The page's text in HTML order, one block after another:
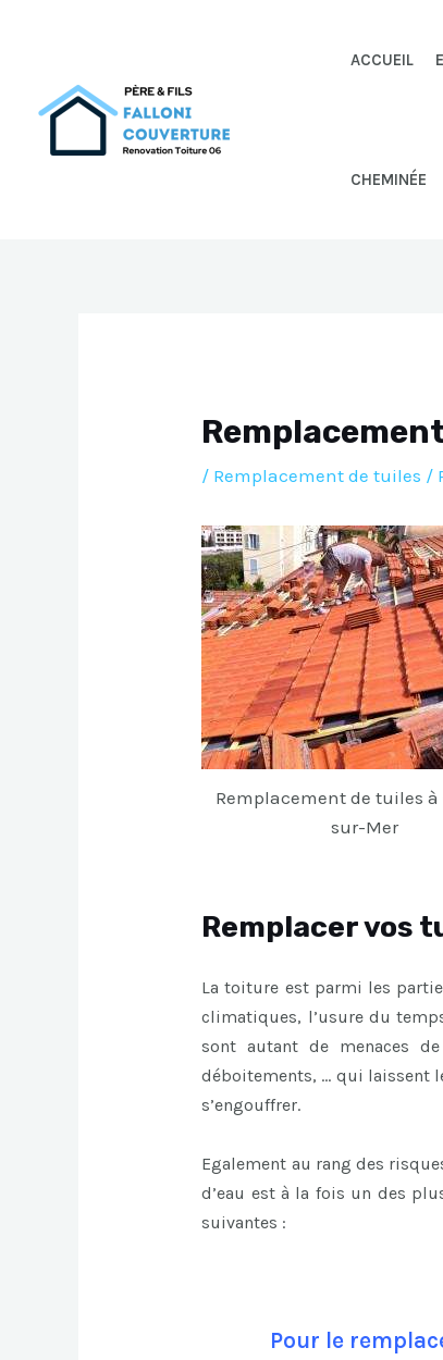
ACCUEIL
CHEMINÉE
/ Remplacement de tuiles /
Remplacement de tuiles à
sur-Mer
Remplacer vos
La toiture est parmi les
climatiques, l’usure du
sont autant de menaces
déboitements, … qui laissent
s’engouffrer.
Egalement au rang des
d’eau est à la fois un des
suivantes :
Pour le